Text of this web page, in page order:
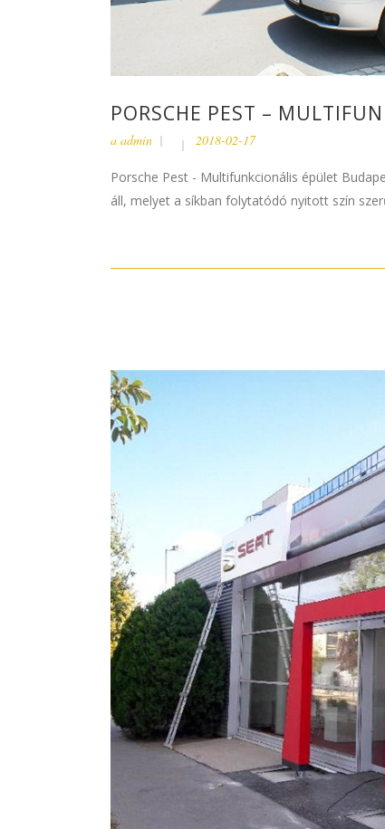
PORSCHE PEST –
a admin 2018-02-17
Porsche Pest - Multifunkcionális épület
áll, melyet a síkban folytatódó nyitott szín